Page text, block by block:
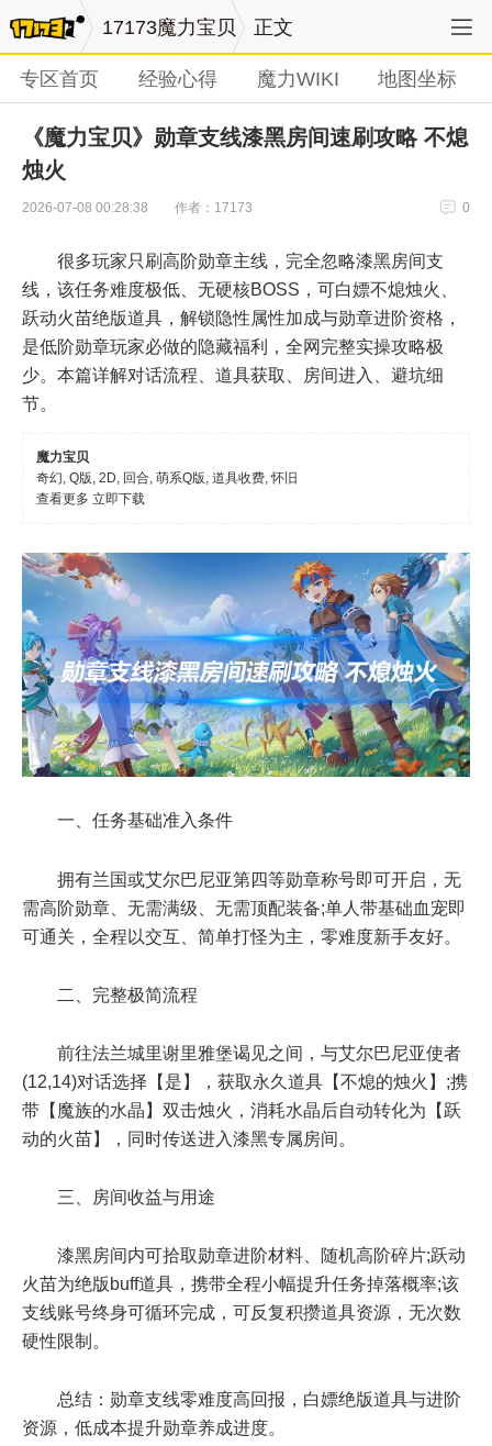
17173魔力宝贝 正文
专区首页 经验心得 魔力WIKI 地图坐标
《魔力宝贝》勋章支线漆黑房间速刷攻略 不熄
烛火
2026-07-08 00:28:38 作者：17173 0
很多玩家只刷高阶勋章主线，完全忽略漆黑房间支
线，该任务难度极低、无硬核BOSS，可白嫖不熄烛火、
跃动火苗绝版道具，解锁隐性属性加成与勋章进阶资格，
是低阶勋章玩家必做的隐藏福利，全网完整实操攻略极
少。本篇详解对话流程、道具获取、房间进入、避坑细
节。
魔力宝贝
奇幻, Q版, 2D, 回合, 萌系Q版, 道具收费, 怀旧
查看更多 立即下载
一、任务基础准入条件
拥有兰国或艾尔巴尼亚第四等勋章称号即可开启，无
需高阶勋章、无需满级、无需顶配装备;单人带基础血宠即
可通关，全程以交互、简单打怪为主，零难度新手友好。
二、完整极简流程
前往法兰城里谢里雅堡谒见之间，与艾尔巴尼亚使者
(12,14)对话选择【是】，获取永久道具【不熄的烛火】;携
带【魔族的水晶】双击烛火，消耗水晶后自动转化为【跃
动的火苗】，同时传送进入漆黑专属房间。
三、房间收益与用途
漆黑房间内可拾取勋章进阶材料、随机高阶碎片;跃动
火苗为绝版buff道具，携带全程小幅提升任务掉落概率;该
支线账号终身可循环完成，可反复积攒道具资源，无次数
硬性限制。
总结：勋章支线零难度高回报，白嫖绝版道具与进阶
资源，低成本提升勋章养成进度。